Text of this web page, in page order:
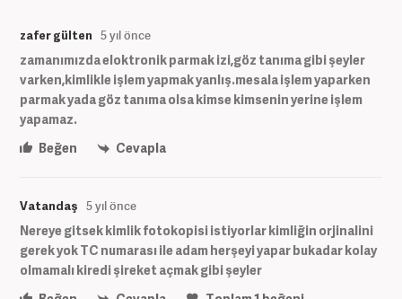
zafer gülten 5 yıl önce
zamanımızda eloktronik parmak izi,göz tanıma gibi şeyler
varken,kimlikle işlem yapmak yanlış.mesala işlem yaparken
parmak yada göz tanıma olsa kimse kimsenin yerine işlem
yapamaz.
Beğen
Cevapla
Vatandaş 5 yıl önce
Nereye gitsek kimlik fotokopisi istiyorlar kimliğin orjinalini
gerek yok TC numarası ile adam herşeyi yapar bukadar kolay
olmamalı kiredi şireket açmak gibi şeyler